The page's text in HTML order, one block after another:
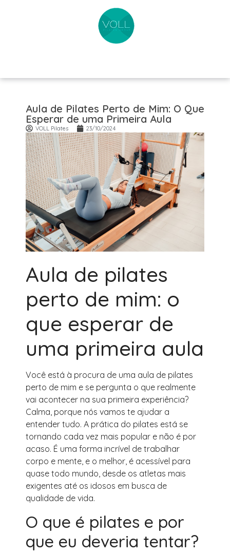
Aula de Pilates Perto de Mim: O Que
Esperar de uma Primeira Aula
VOLL Pilates 23/10/2024
Aula de pilates
perto de mim: o
que esperar de
uma primeira aula
Você está à procura de uma aula de pilates
perto de mim e se pergunta o que realmente
vai acontecer na sua primeira experiência?
Calma, porque nós vamos te ajudar a
entender tudo. A prática do pilates está se
tornando cada vez mais popular e não é por
acaso. É uma forma incrível de trabalhar
corpo e mente, e o melhor, é acessível para
quase todo mundo, desde os atletas mais
exigentes até os idosos em busca de
qualidade de vida.
O que é pilates e por
que eu deveria tentar?